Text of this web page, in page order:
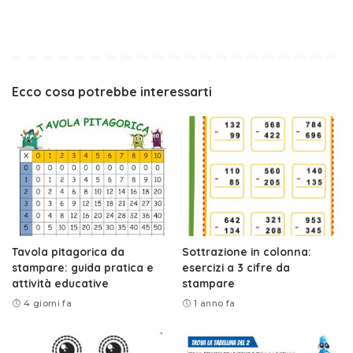
Ecco cosa potrebbe interessarti
Tavola pitagorica da
stampare: guida pratica e
attività educative
4 giorni fa
Sottrazione in colonna:
esercizi a 3 cifre da
stampare
1 anno fa